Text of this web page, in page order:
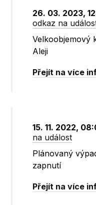
26. 03. 2023,
odkaz na
Velkoobjemový
Aleji
Přejít na více
15. 11. 2022,
na událost
Plánovaný
zapnutí
Přejít na více